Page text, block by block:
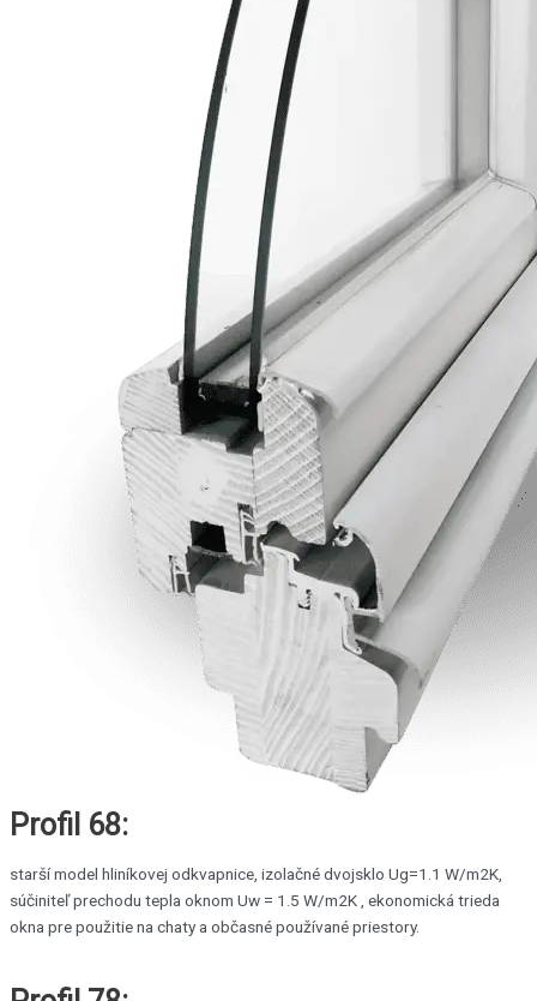
Profil 68:
starší model hliníkovej odkvapnice, izolačné dvojsklo Ug=1.1 W/m2K,
súčiniteľ prechodu tepla oknom Uw = 1.5 W/m2K , ekonomická trieda
okna pre použitie na chaty a občasné používané priestory.